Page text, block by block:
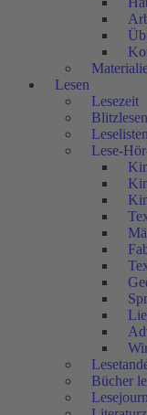
Lesen
Lesezeit
Blitzlesen
Leselisten
Lese-
Bücher